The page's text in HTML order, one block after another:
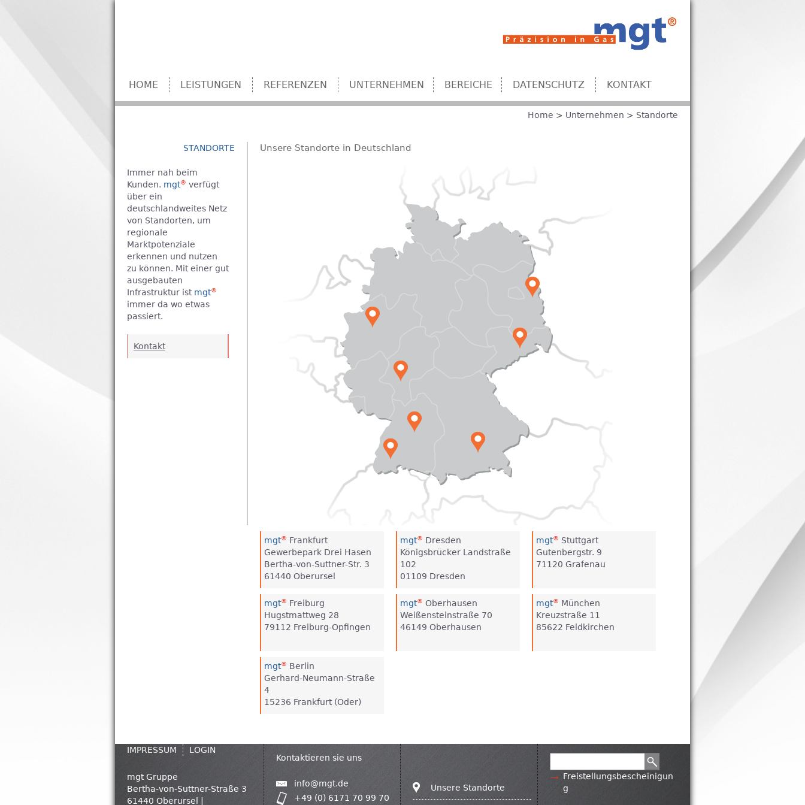
HOME LEISTUNGEN REFERENZEN UNTERNEHMEN BEREICHE DATENSCHUTZ KONTAKT
Home > Unternehmen > Standorte
STANDORTE
Immer nah beim
Kunden. mgt® verfügt
über ein
deutschlandweites Netz
von Standorten, um
regionale
Marktpotenziale
erkennen und nutzen
zu können. Mit einer gut
ausgebauten
Infrastruktur ist mgt®
immer da wo etwas
passiert.
Kontakt
Unsere Standorte in Deutschland
mgt® Frankfurt
Gewerbepark Drei Hasen
Bertha-von-Suttner-Str. 3
61440 Oberursel
mgt® Dresden
Königsbrücker Landstraße
102
01109 Dresden
mgt® Stuttgart
Gutenbergstr. 9
71120 Grafenau
mgt® Freiburg
Hugstmattweg 28
79112 Freiburg-Opfingen
mgt® Oberhausen
Weißensteinstraße 70
46149 Oberhausen
mgt® München
Kreuzstraße 11
85622 Feldkirchen
mgt® Berlin
Gerhard-Neumann-Straße
4
15236 Frankfurt (Oder)
IMPRESSUM LOGIN
mgt Gruppe
Bertha-von-Suttner-Straße 3
61440 Oberursel |
Kontaktieren sie uns
info@mgt.de
+49 (0) 6171 70 99 70
Unsere Standorte
Search form
Freistellungsbescheinigun
g